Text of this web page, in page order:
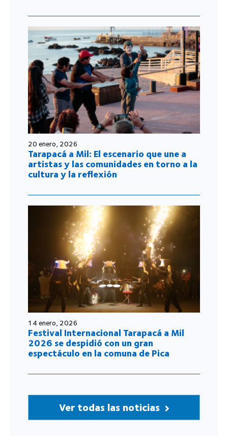
20 enero, 2026
Tarapacá a Mil: El escenario que une a
artistas y las comunidades en torno a la
cultura y la reflexión
14 enero, 2026
Festival Internacional Tarapacá a Mil
2026 se despidió con un gran
espectáculo en la comuna de Pica
Ver todas las noticias